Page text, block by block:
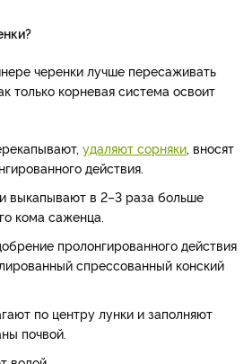
черенки лучше пересаживать
только корневая система освоит
удаляют сорняки, вносят
действия.
выкапывают в 2–3 раза больше
кома саженца.
пролонгированного действия
спрессованный конский
по центру лунки и заполняют
почвой.